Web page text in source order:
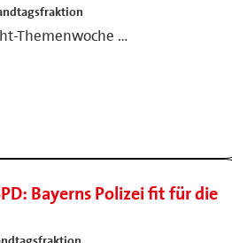
Themenwoche …
Bayerns Polizei fit für die